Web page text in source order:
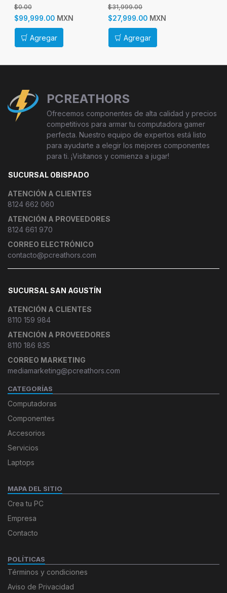
GDDR7, PCI Express 5.0
$0.00
$99,999.00 MXN
Agregar
5.0
$31,999.00
$27,999.00 MXN
Agregar
PCREATHORS
Ofrecemos componentes de alta calidad y precios
competitivos para armar tu computadora gamer
perfecta. Nuestro equipo de expertos está listo
para ayudarte a elegir los mejores componentes
para ti. ¡Visítanos y comienza a jugar!
SUCURSAL OBISPADO
ATENCIÓN A CLIENTES
8124 662 060
ATENCIÓN A PROVEEDORES
8124 661 970
CORREO ELECTRÓNICO
contacto@pcreathors.com
SUCURSAL SAN AGUSTÍN
ATENCIÓN A CLIENTES
8110 159 984
ATENCIÓN A PROVEEDORES
8110 186 835
CORREO MARKETING
mediamarketing@pcreathors.com
CATEGORÍAS
Computadoras
Componentes
Accesorios
Servicios
Laptops
MAPA DEL SITIO
Crea tu PC
Empresa
Contacto
POLÍTICAS
Términos y condiciones
Aviso de Privacidad